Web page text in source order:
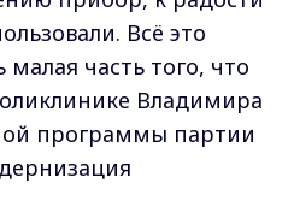
Всё это
часть того, что
Владимира
программы партии